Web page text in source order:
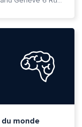
monde